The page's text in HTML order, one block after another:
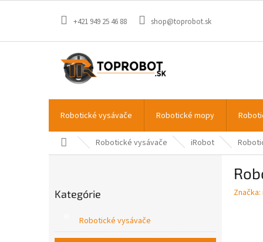
+421 949 25 46 88 shop@toprobot.sk
Robotické vysávače Robotické mopy
DomovRobotické vysávače iRobot
kategórie
Kategórie
Robotické vysávače
Značka: